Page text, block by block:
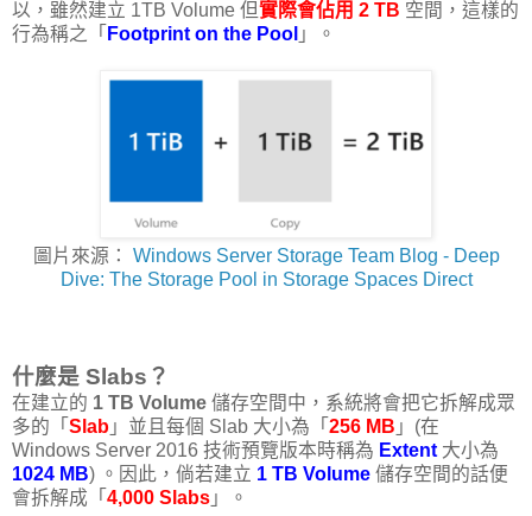
以，雖然建立 1TB Volume 但實際會佔用 2 TB 空間，這樣的
行為稱之「 Footprint on the Pool 」。
圖片來源： Windows Server Storage Team Blog - Deep
Dive: The Storage Pool in Storage Spaces Direct
什麼是 Slabs？
在建立的 1 TB Volume 儲存空間中，系統將會把它拆解成眾
多的「 Slab 」並且每個 Slab 大小為「 256 MB 」(在
Windows Server 2016 技術預覽版本時稱為 Extent 大小為
1024 MB) 。因此，倘若建立 1 TB Volume 儲存空間的話便
會拆解成「 4,000 Slabs 」。